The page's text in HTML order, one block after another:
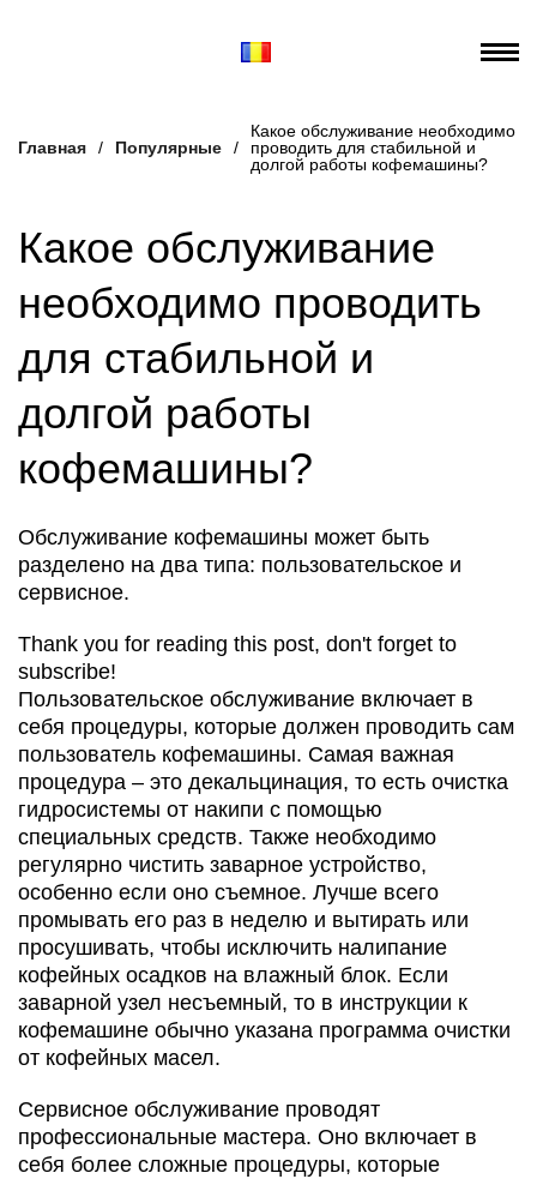
Главная / Популярные /
Какое обслуживание необходимо
проводить для стабильной и
долгой работы кофемашины?
Какое обслуживание
необходимо проводить
для стабильной и
долгой работы
кофемашины?
Обслуживание кофемашины может быть
разделено на два типа: пользовательское и
сервисное.
Thank you for reading this post, don't forget to
subscribe!
Пользовательское обслуживание включает в
себя процедуры, которые должен проводить сам
пользователь кофемашины. Самая важная
процедура – это декальцинация, то есть очистка
гидросистемы от накипи с помощью
специальных средств. Также необходимо
регулярно чистить заварное устройство,
особенно если оно съемное. Лучше всего
промывать его раз в неделю и вытирать или
просушивать, чтобы исключить налипание
кофейных осадков на влажный блок. Если
заварной узел несъемный, то в инструкции к
кофемашине обычно указана программа очистки
от кофейных масел.
Сервисное обслуживание проводят
профессиональные мастера. Оно включает в
себя более сложные процедуры, которые